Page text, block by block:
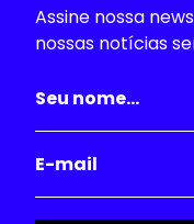
Assine nossa
nossas notícias